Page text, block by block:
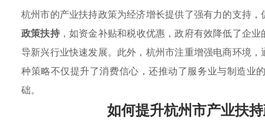
杭州市的产业扶持政策为经济增长提供了强有力的支持，
政策扶持，如资金补贴和税收优惠，政府有效降低了企
导新兴行业快速发展。此外，杭州市注重增强电商环境
种策略不仅提升了消费信心，还推动了服务业与制造业
础。
如何提升杭州市产业扶